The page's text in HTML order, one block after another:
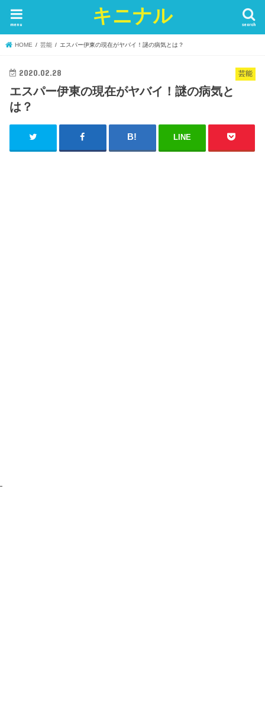
キニナル search
menu
HOME 芸能 エスパー伊東の現在がヤバイ！謎の病気とは？
芸能
2020.02.28
エスパー伊東の現在がヤバイ！謎の病気と
は？
LINE